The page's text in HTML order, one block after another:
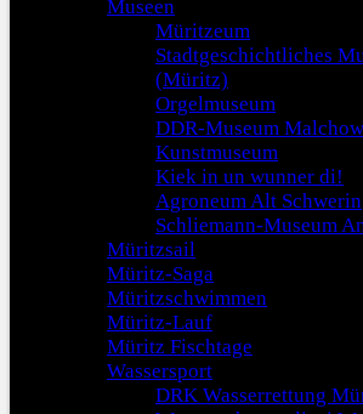
Museen
Müritzeum
Stadtgeschichtliches
(Müritz)
Orgelmuseum
DDR-Museum Malchow
Kunstmuseum
Kiek in un wunner di!
Agroneum Alt Schwerin
Schliemann-Museum
Müritzsail
Müritz-Saga
Müritzschwimmen
Müritz-Lauf
Müritz Fischtage
Wassersport
DRK Wasserrettung